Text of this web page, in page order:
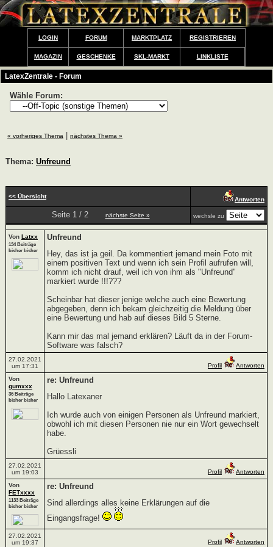
LOGIN FORUM MARKTPLATZ REGISTRIEREN
MAGAZIN GESCHENKE SKL-MARKT LINKLISTE
LatexZentrale - Forum
Wähle Forum:
« vorheriges Thema nächstes Thema »
Thema: Unfreund
<< Übersicht Antworten
Seite 1 / 2 nächste Seite » wechsle zu
Von Latxx
134 Beiträge
bisher bisher
Unfreund
Hey, das ist ja geil. Da kommentiert jemand mein Foto mit
einem positiven Text und wenn ich sein Profil aufrufen will,
komm ich nicht drauf, weil ich von ihm als "Unfreund"
markiert wurde !!!???
Scheinbar hat dieser jenige welche auch eine Bewertung
abgegeben, denn ich bekam gleichzeitig die Meldung über
eine Bewertung und hab auf dieses Bild 5 Sterne.
Kann mir das mal jemand erklären? Läuft da in der Forum-
Software was falsch?
27.02.2021
um 17:31
Profil
Antworten
Von
gumxxx
36 Beiträge
bisher bisher
re: Unfreund
Hallo Latexaner
Ich wurde auch von einigen Personen als Unfreund markiert,
obwohl ich mit diesen Personen nie nur ein Wort gewechselt
habe.
Grüessli
27.02.2021
um 19:03
Profil
Antworten
Von
FETxxxx
1133 Beiträge
bisher bisher
re: Unfreund
Sind allerdings alles keine Erklärungen auf die
Eingangsfrage!
27.02.2021
um 19:37
Profil Antworten